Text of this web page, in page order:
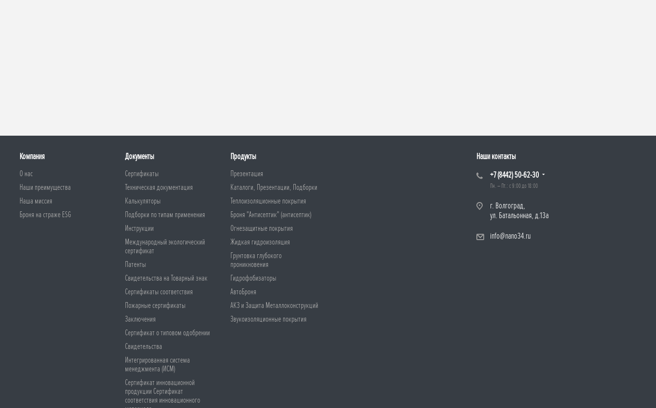
Компания
О нас
Наши преимущества
Наша миссия
Броня на страже ESG
Документы
Сертификаты
Техническая документация
Калькуляторы
Подборки по типам применения
Инструкции
Международный экологический
сертификат
Патенты
Свидетельства на Товарный знак
Сертификаты соответствия
Пожарные сертификаты
Заключения
Сертификат о типовом одобрении
Свидетельства
Интегрированная система
менеджмента (ИСМ)
Сертификат инновационной
продукции Сертификат
соответствия инновационного
Продукты
Презентация
Каталоги, Презентации, Подборки
Теплоизоляционные покрытия
Броня "Антисептик" (антисептик)
Огнезащитные покрытия
Жидкая гидроизоляция
Грунтовка глубокого
проникновения
Гидрофобизаторы
АвтоБроня
АКЗ и Защита Металлоконструкций
Звукоизоляционные покрытия
Наши контакты
+7 (8442) 50-62-30
Пн. – Пт.: с 9:00 до 18:00
г. Волгоград,
ул. Батальонная, д.13а
info@nano34.ru